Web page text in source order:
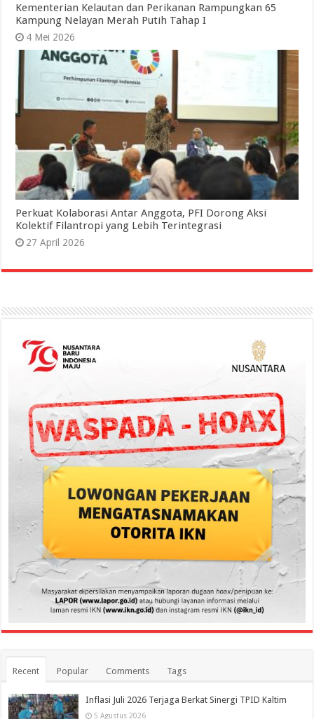
Kementerian Kelautan dan Perikanan Rampungkan 65
Kampung Nelayan Merah Putih Tahap I
4 Mei 2026
Perkuat Kolaborasi Antar Anggota, PFI Dorong Aksi
Kolektif Filantropi yang Lebih Terintegrasi
27 April 2026
Recent Popular Comments Tags
Inflasi Juli 2026 Terjaga Berkat Sinergi TPID Kaltim
5 Agustus 2026